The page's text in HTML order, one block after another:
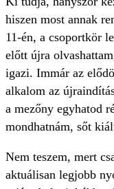
hiszen most annak
11-én, a csoportkör
előtt újra
igazi. Immár az
alkalom az
a mezőny egyhatod
mondhatnám, sőt
Nem teszem, mert
aktuálisan legjobb